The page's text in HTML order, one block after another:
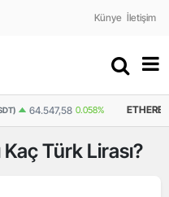
Künye İletişim
64.547,58 0.058% ETHEREUM
Kaç Türk Lirası?